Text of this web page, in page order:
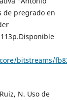
de pregrado en
bitstreams/
N. Uso de